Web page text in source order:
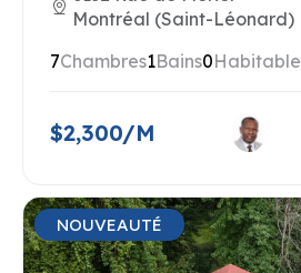
Montréal (Saint-Léonard)
7Chambres1Bains0Habitable
$2,300/M
NOUVEAUTÉ